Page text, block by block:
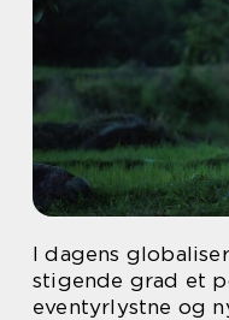
I dagens
stigende grad et
eventyrlystne og